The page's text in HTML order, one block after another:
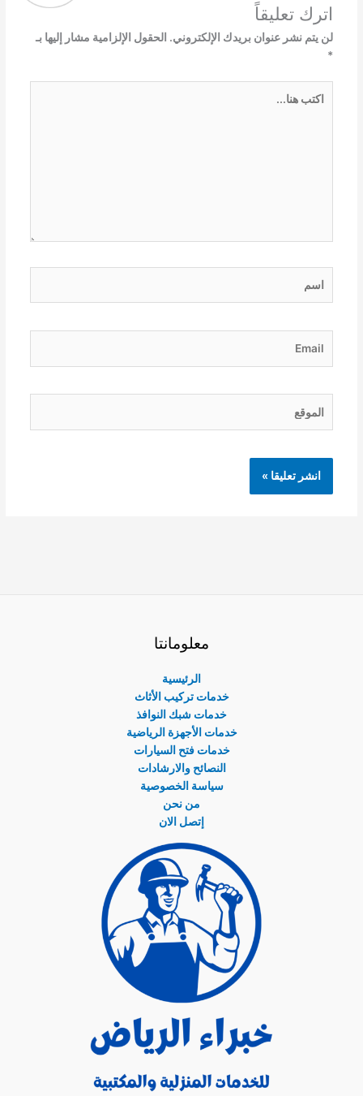
اترك تعليقاً
لن يتم نشر عنوان بريدك الإلكتروني. الحقول الإلزامية مشار إليها بـ
*
هنا...
معلومانتا
الرئيسية
خدمات تركيب الأثاث
خدمات شبك النوافذ
خدمات الأجهزة الرياضية
خدمات فتح السيارات
النصائح والارشادات
سياسة الخصوصية
من نحن
إتصل الان